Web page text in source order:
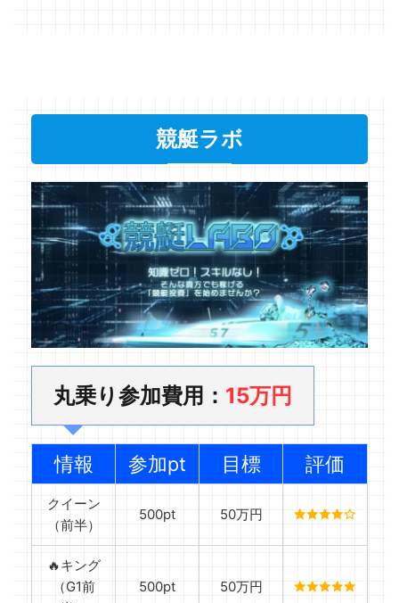
競艇ラボ
丸乗り参加費用： 15万円
情報 参加pt 目標 評価
クイーン
（前半）
500pt 50万円
🔥キング
（G1前
500pt 50万円